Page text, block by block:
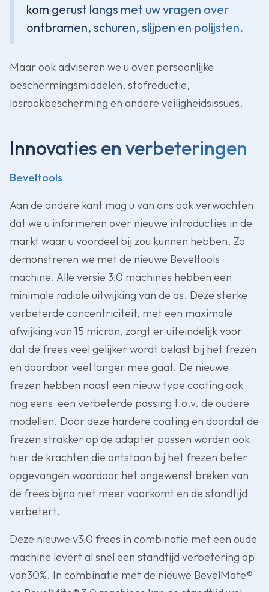
kom gerust langs met uw vragen over
ontbramen, schuren, slijpen en polijsten.
Maar ook adviseren we u over persoonlijke
beschermingsmiddelen, stofreductie,
lasrookbescherming en andere veiligheidsissues.
Innovaties en verbeteringen
Beveltools
Aan de andere kant mag u van ons ook verwachten
dat we u informeren over nieuwe introducties in de
markt waar u voordeel bij zou kunnen hebben. Zo
demonstreren we met de nieuwe Beveltools
machine. Alle versie 3.0 machines hebben een
minimale radiale uitwijking van de as. Deze sterke
verbeterde concentriciteit, met een maximale
afwijking van 15 micron, zorgt er uiteindelijk voor
dat de frees veel gelijker wordt belast bij het frezen
en daardoor veel langer mee gaat. De nieuwe
frezen hebben naast een nieuw type coating ook
nog eens een verbeterde passing t.o.v. de oudere
modellen. Door deze hardere coating en doordat de
frezen strakker op de adapter passen worden ook
hier de krachten die ontstaan bij het frezen beter
opgevangen waardoor het ongewenst breken van
de frees bijna niet meer voorkomt en de standtijd
verbetert.
Deze nieuwe v3.0 frees in combinatie met een oude
machine levert al snel een standtijd verbetering op
van30%. In combinatie met de nieuwe BevelMate®